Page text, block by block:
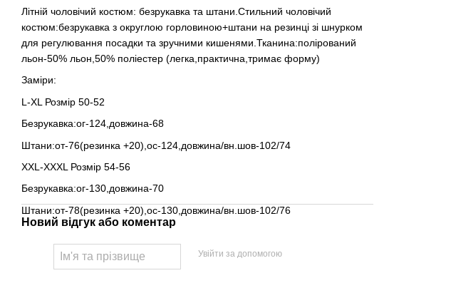
Літній чоловічий костюм: безрукавка та штани.Стильний чоловічий
костюм:безрукавка з округлою горловиною+штани на резинці зі шнурком
для регулювання посадки та зручними кишенями.Тканина:полірований
льон-50% льон,50% поліестер (легка,практична,тримає форму)
Заміри:
L-XL Розмір 50-52
Безрукавка:ог-124,довжина-68
Штани:от-76(резинка +20),ос-124,довжина/вн.шов-102/74
XXL-XXXL Розмір 54-56
Безрукавка:ог-130,довжина-70
Штани:от-78(резинка +20),ос-130,довжина/вн.шов-102/76
Новий відгук або коментар
Увійти за допомогою